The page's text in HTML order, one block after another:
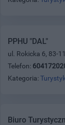
PPHU "DAL"
ul. Rokicka 6, 83-
Telefon:
Kategoria:
Biuro